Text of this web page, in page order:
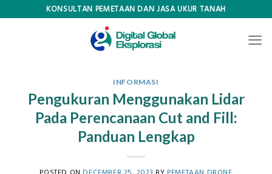
KONSULTAN PEMETAAN DAN JASA UKUR TANAH
INFORMASI
Pengukuran Menggunakan Lidar
Pada Perencanaan Cut and Fill:
Panduan Lengkap